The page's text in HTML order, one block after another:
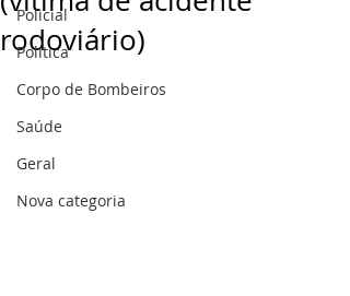
Policial
Politica
Corpo de Bombeiros
Saúde
Geral
Nova categoria
rodoviário)